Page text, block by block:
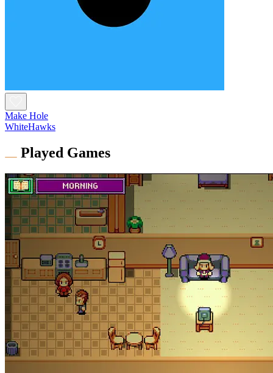
Make Hole
WhiteHawks
Played Games